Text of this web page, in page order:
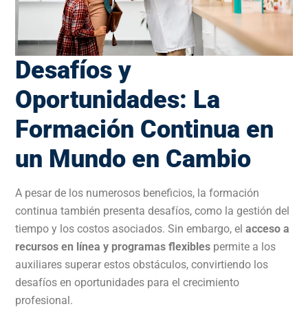
Desafíos y
Oportunidades: La
Formación Continua en
un Mundo en Cambio
A pesar de los numerosos beneficios, la formación
continua también presenta desafíos, como la gestión del
tiempo y los costos asociados. Sin embargo, el acceso a
recursos en línea y programas flexibles permite a los
auxiliares superar estos obstáculos, convirtiendo los
desafíos en oportunidades para el crecimiento
profesional.